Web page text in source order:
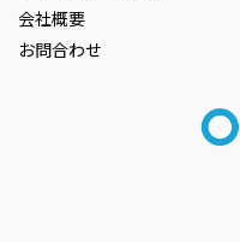
会社概要
お問合わせ